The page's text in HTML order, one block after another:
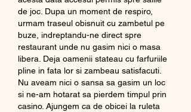
de joc. Dupa un moment de respiro,
urmam traseul obisnuit cu zambetul pe
buze, indreptandu-ne direct spre
restaurant unde nu gasim nici o masa
libera. Deja oamenii stateau cu farfuriile
pline in fata lor si zambeau satisfacuti.
Nu aveam nici o sansa sa gasim un loc
si ne-am hotarat sa pierdem timpul prin
casino. Ajungem ca de obicei la ruleta